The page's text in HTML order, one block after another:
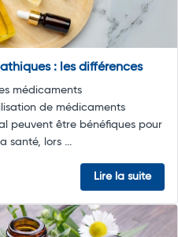
: les différences
médicaments
de médicaments
peuvent être bénéfiques pour
santé, lors ...
Lire la suite